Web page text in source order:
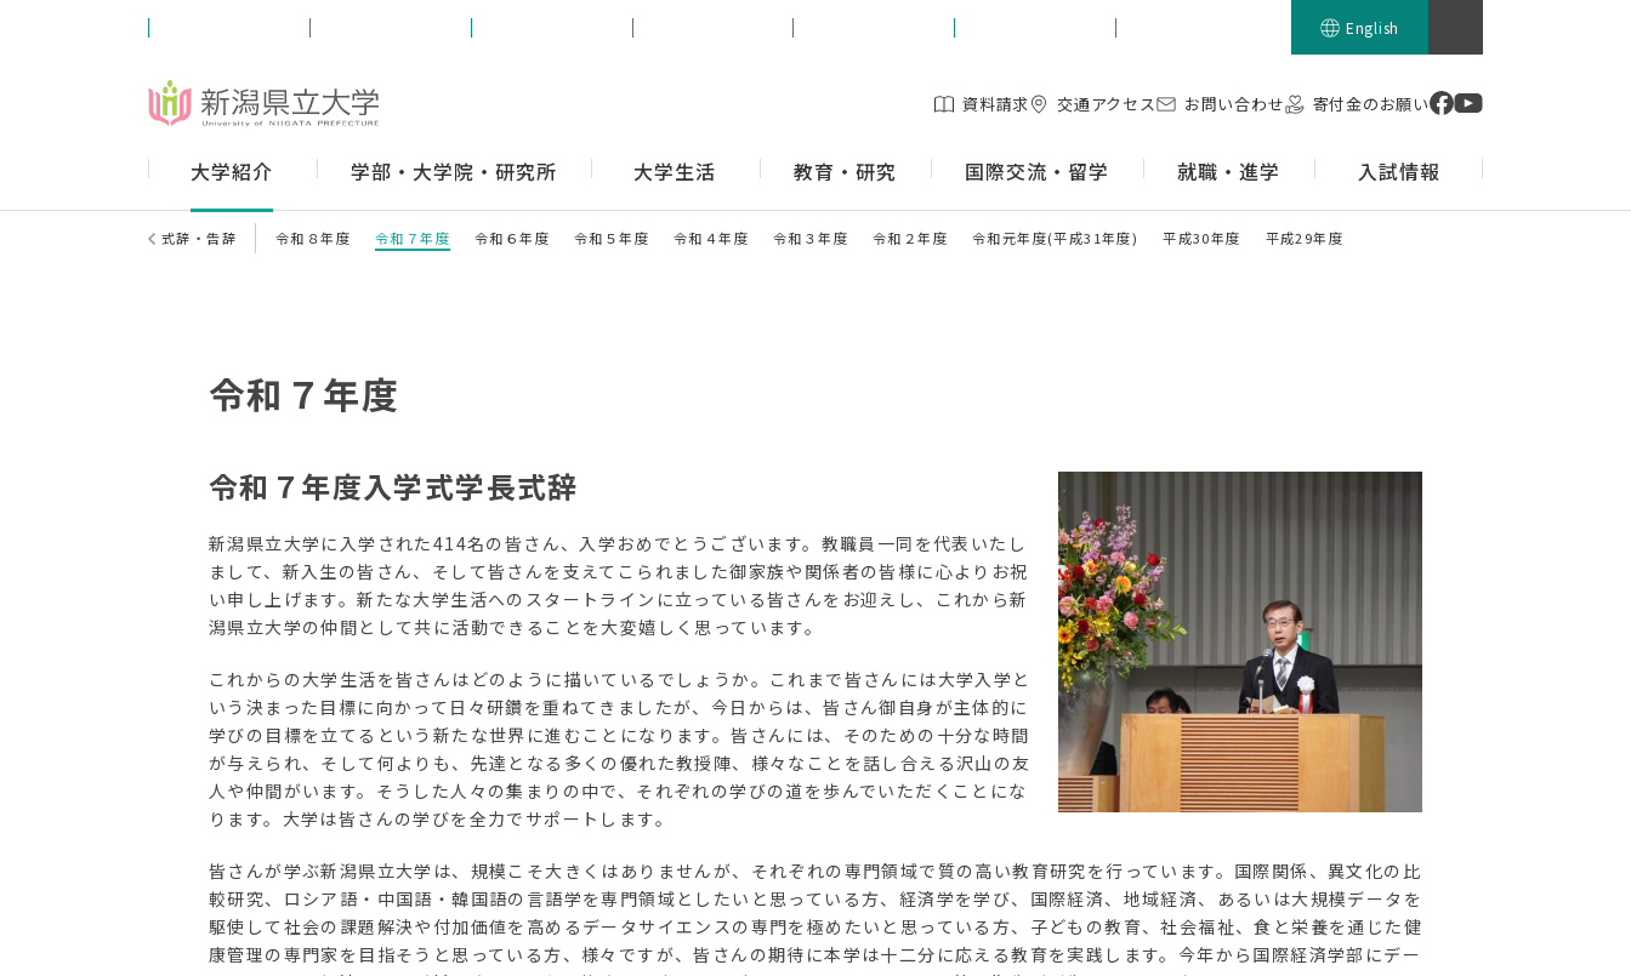
English
資料請求 交通アクセス お問い合わせ 寄付金のお願い
大学紹介 学部・大学院・研究所 大学生活 教育・研究 国際交流・留学 就職・進学 入試情報
式辞・告辞 令和８年度 令和７年度 令和６年度 令和５年度 令和４年度 令和３年度 令和２年度 令和元年度(平成31年度) 平成30年度 平成29年度
令和７年度
令和７年度入学式学長式辞
新潟県立大学に入学された414名の皆さん、入学おめでとうございます。教職員一同を代表いたし
まして、新入生の皆さん、そして皆さんを支えてこられました御家族や関係者の皆様に心よりお祝
い申し上げます。新たな大学生活へのスタートラインに立っている皆さんをお迎えし、これから新
潟県立大学の仲間として共に活動できることを大変嬉しく思っています。
これからの大学生活を皆さんはどのように描いているでしょうか。これまで皆さんには大学入学と
いう決まった目標に向かって日々研鑽を重ねてきましたが、今日からは、皆さん御自身が主体的に
学びの目標を立てるという新たな世界に進むことになります。皆さんには、そのための十分な時間
が与えられ、そして何よりも、先達となる多くの優れた教授陣、様々なことを話し合える沢山の友
人や仲間がいます。そうした人々の集まりの中で、それぞれの学びの道を歩んでいただくことにな
ります。大学は皆さんの学びを全力でサポートします。
皆さんが学ぶ新潟県立大学は、規模こそ大きくはありませんが、それぞれの専門領域で質の高い教育研究を行っています。国際関係、異文化の比
較研究、ロシア語・中国語・韓国語の言語学を専門領域としたいと思っている方、経済学を学び、国際経済、地域経済、あるいは大規模データを
駆使して社会の課題解決や付加価値を高めるデータサイエンスの専門を極めたいと思っている方、子どもの教育、社会福祉、食と栄養を通じた健
康管理の専門家を目指そうと思っている方、様々ですが、皆さんの期待に本学は十二分に応える教育を実践します。今年から国際経済学部にデー